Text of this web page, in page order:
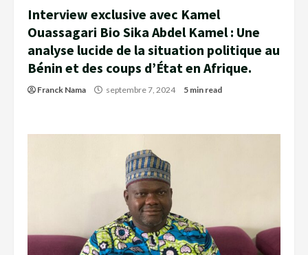
Interview exclusive avec Kamel
Ouassagari Bio Sika Abdel Kamel : Une
analyse lucide de la situation politique au
Bénin et des coups d’État en Afrique.
Franck Nama septembre 7, 2024 5 min read